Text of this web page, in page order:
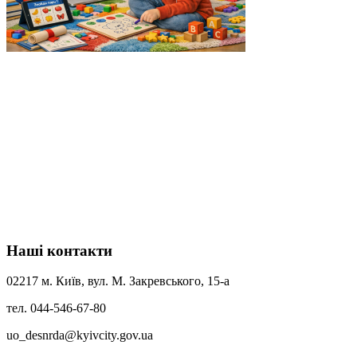
Наші контакти
02217 м. Київ, вул. М. Закревського, 15-а
тел. 044-546-67-80
uo_desnrda@kyivcity.gov.ua